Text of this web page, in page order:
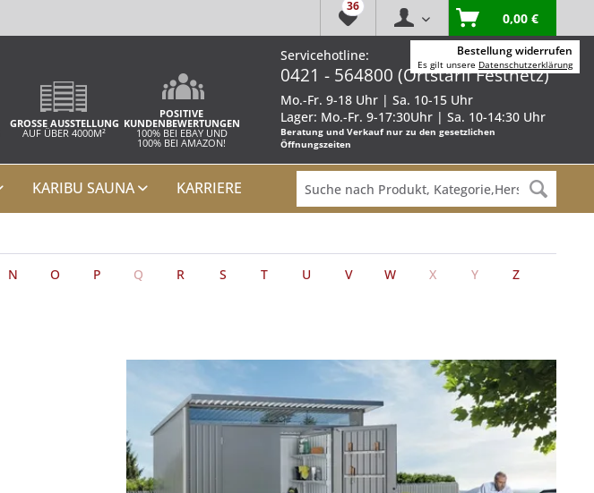
36
0,00 €
GROSSE AUSSTELLUNG
AUF ÜBER 4000M²
POSITIVE
KUNDENBEWERTUNGEN
100% BEI EBAY UND
100% BEI AMAZON!
Servicehotline:
0421 - 564800 (Ortstarif Festnetz)
Mo.-Fr. 9-18 Uhr | Sa. 10-15 Uhr
Lager: Mo.-Fr. 9-17:30Uhr | Sa. 10-14:30 Uhr
Beratung und Verkauf nur zu den gesetzlichen
Öffnungszeiten
KARIBU SAUNA KARRIERE
N O P Q R S T U V W X Y Z
Bestellung widerrufen
Es gilt unsere Datenschutzerklärung